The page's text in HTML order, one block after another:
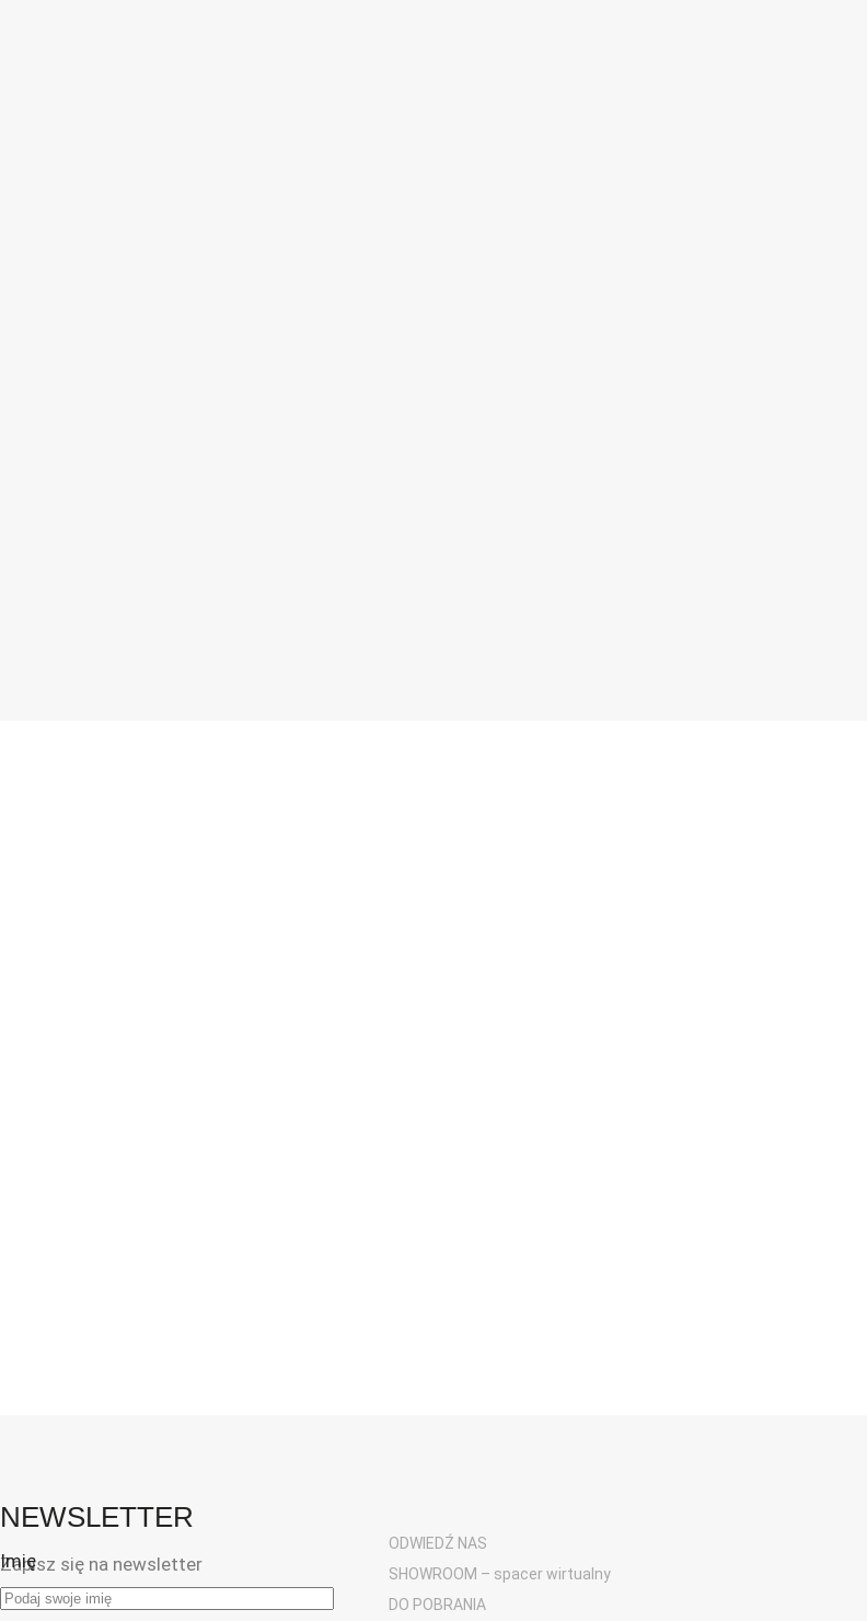
NEWSLETTER
Zapisz się na newsletter
Imię
ODWIEDŹ NAS
SHOWROOM – spacer wirtualny
DO POBRANIA